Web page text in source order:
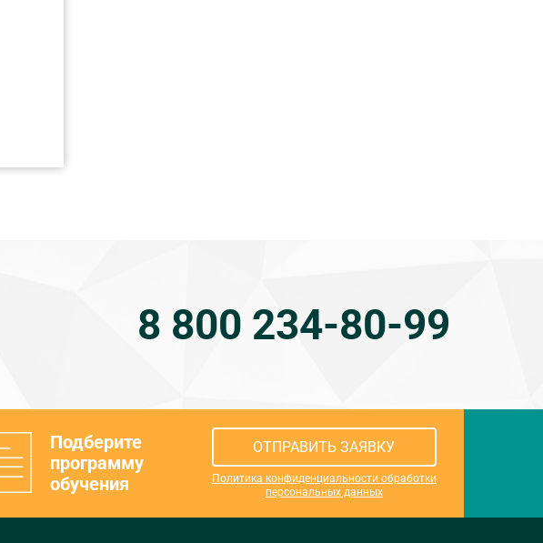
8 800 234-80-99
Подберите
программу
обучения
ОТПРАВИТЬ ЗАЯВКУ
Политика конфиденциальности обработки
персональных данных